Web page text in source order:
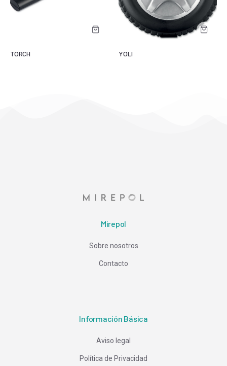
TORCH YOLI
Mirepol
Sobre nosotros
Contacto
Información Básica
Aviso legal
Política de Privacidad